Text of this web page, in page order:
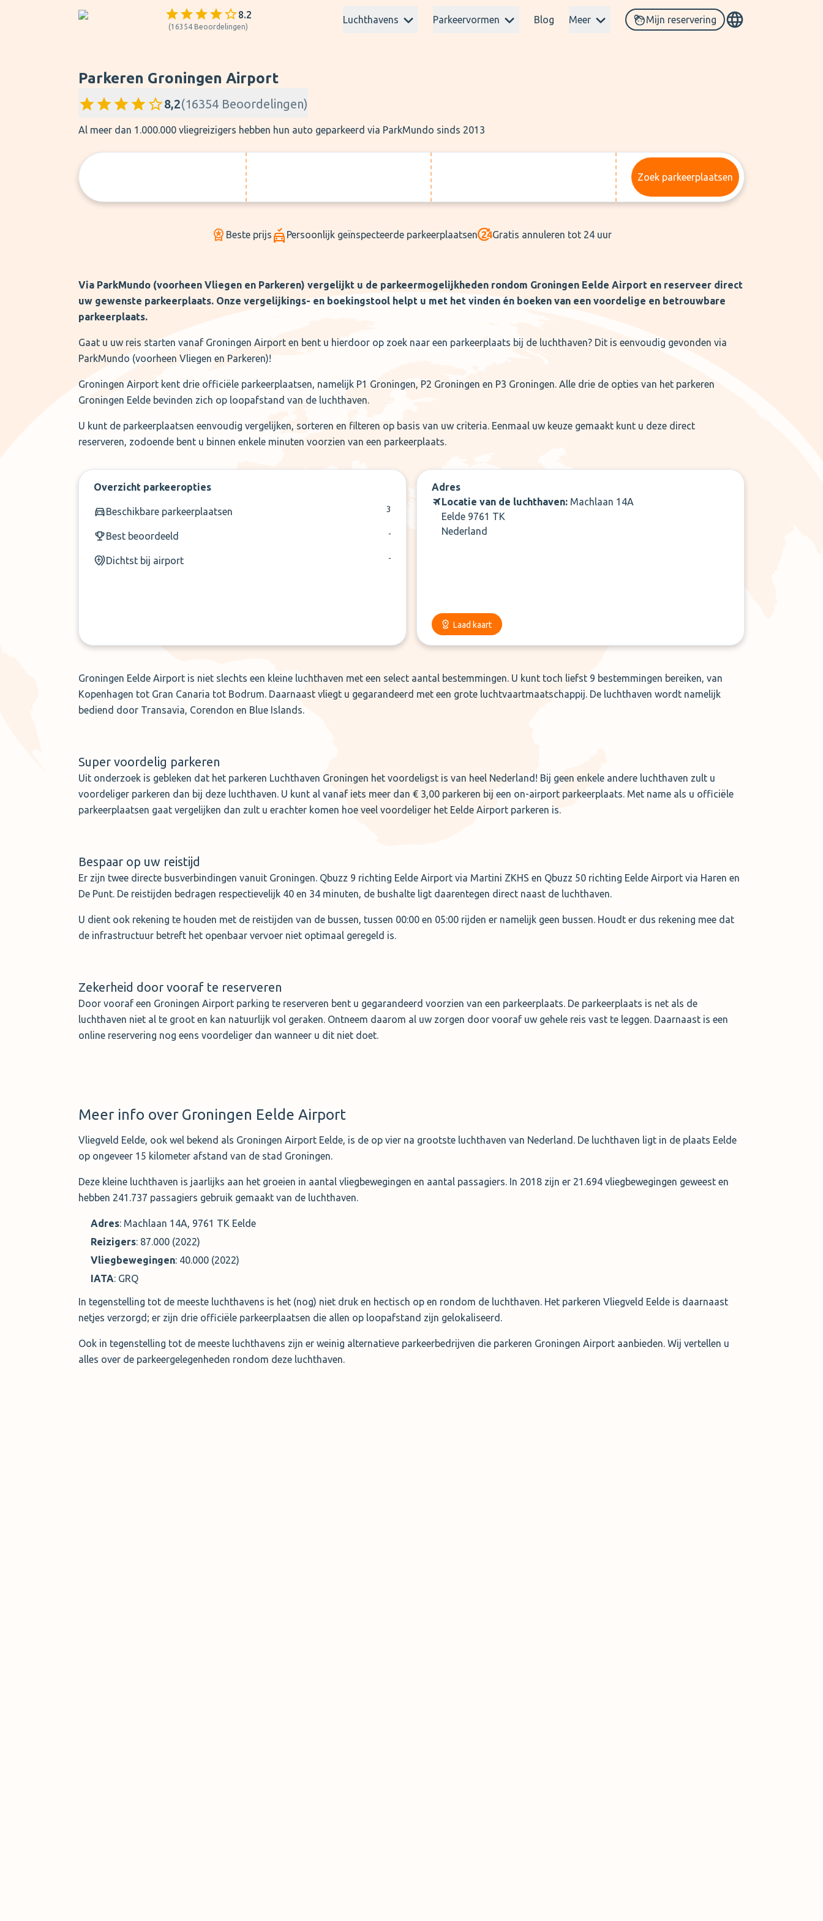
8.2
(16354 Beoordelingen)
Luchthavens Parkeervormen Blog Meer Mijn reservering
Parkeren Groningen Airport
8,2(16354 Beoordelingen)
Al meer dan 1.000.000 vliegreizigers hebben hun auto geparkeerd via ParkMundo sinds 2013
Zoek parkeerplaatsen
Beste prijs Persoonlijk geïnspecteerde parkeerplaatsen Gratis annuleren tot 24 uur
Via ParkMundo (voorheen Vliegen en Parkeren) vergelijkt u de parkeermogelijkheden rondom Groningen Eelde Airport en reserveer direct
uw gewenste parkeerplaats. Onze vergelijkings- en boekingstool helpt u met het vinden én boeken van een voordelige en betrouwbare
parkeerplaats.
Gaat u uw reis starten vanaf Groningen Airport en bent u hierdoor op zoek naar een parkeerplaats bij de luchthaven? Dit is eenvoudig gevonden via
ParkMundo (voorheen Vliegen en Parkeren)!
Groningen Airport kent drie officiële parkeerplaatsen, namelijk P1 Groningen, P2 Groningen en P3 Groningen. Alle drie de opties van het parkeren
Groningen Eelde bevinden zich op loopafstand van de luchthaven.
U kunt de parkeerplaatsen eenvoudig vergelijken, sorteren en filteren op basis van uw criteria. Eenmaal uw keuze gemaakt kunt u deze direct
reserveren, zodoende bent u binnen enkele minuten voorzien van een parkeerplaats.
Overzicht parkeeropties
Beschikbare parkeerplaatsen 3
Best beoordeeld -
Dichtst bij airport -
Adres
Locatie van de luchthaven: Machlaan 14A
Eelde 9761 TK
Nederland
Laad kaart
Groningen Eelde Airport is niet slechts een kleine luchthaven met een select aantal bestemmingen. U kunt toch liefst 9 bestemmingen bereiken, van
Kopenhagen tot Gran Canaria tot Bodrum. Daarnaast vliegt u gegarandeerd met een grote luchtvaartmaatschappij. De luchthaven wordt namelijk
bediend door Transavia, Corendon en Blue Islands.
Super voordelig parkeren
Uit onderzoek is gebleken dat het parkeren Luchthaven Groningen het voordeligst is van heel Nederland! Bij geen enkele andere luchthaven zult u
voordeliger parkeren dan bij deze luchthaven. U kunt al vanaf iets meer dan € 3,00 parkeren bij een on-airport parkeerplaats. Met name als u officiële
parkeerplaatsen gaat vergelijken dan zult u erachter komen hoe veel voordeliger het Eelde Airport parkeren is.
Bespaar op uw reistijd
Er zijn twee directe busverbindingen vanuit Groningen. Qbuzz 9 richting Eelde Airport via Martini ZKHS en Qbuzz 50 richting Eelde Airport via Haren en
De Punt. De reistijden bedragen respectievelijk 40 en 34 minuten, de bushalte ligt daarentegen direct naast de luchthaven.
U dient ook rekening te houden met de reistijden van de bussen, tussen 00:00 en 05:00 rijden er namelijk geen bussen. Houdt er dus rekening mee dat
de infrastructuur betreft het openbaar vervoer niet optimaal geregeld is.
Zekerheid door vooraf te reserveren
Door vooraf een Groningen Airport parking te reserveren bent u gegarandeerd voorzien van een parkeerplaats. De parkeerplaats is net als de
luchthaven niet al te groot en kan natuurlijk vol geraken. Ontneem daarom al uw zorgen door vooraf uw gehele reis vast te leggen. Daarnaast is een
online reservering nog eens voordeliger dan wanneer u dit niet doet.
Meer info over Groningen Eelde Airport
Vliegveld Eelde, ook wel bekend als Groningen Airport Eelde, is de op vier na grootste luchthaven van Nederland. De luchthaven ligt in de plaats Eelde
op ongeveer 15 kilometer afstand van de stad Groningen.
Deze kleine luchthaven is jaarlijks aan het groeien in aantal vliegbewegingen en aantal passagiers. In 2018 zijn er 21.694 vliegbewegingen geweest en
hebben 241.737 passagiers gebruik gemaakt van de luchthaven.
Adres: Machlaan 14A, 9761 TK Eelde
Reizigers: 87.000 (2022)
Vliegbewegingen: 40.000 (2022)
IATA: GRQ
In tegenstelling tot de meeste luchthavens is het (nog) niet druk en hectisch op en rondom de luchthaven. Het parkeren Vliegveld Eelde is daarnaast
netjes verzorgd; er zijn drie officiële parkeerplaatsen die allen op loopafstand zijn gelokaliseerd.
Ook in tegenstelling tot de meeste luchthavens zijn er weinig alternatieve parkeerbedrijven die parkeren Groningen Airport aanbieden. Wij vertellen u
alles over de parkeergelegenheden rondom deze luchthaven.